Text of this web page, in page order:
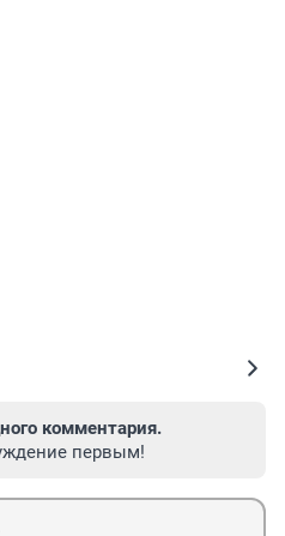
комментария.
первым!